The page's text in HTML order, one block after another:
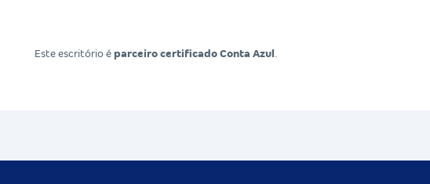
Este escritório é parceiro certificado Conta Azul .